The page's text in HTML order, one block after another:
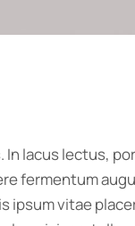
lacus lectus,
fermentum
ipsum vitae